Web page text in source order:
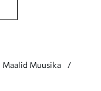
Maalid Muusika